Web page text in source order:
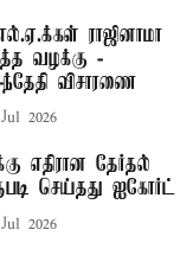
ராஜினாமா
வழக்கு -
விசாரணை
2026
எதிரான தேர்தல்
செய்தது ஐகோர்ட்
2026